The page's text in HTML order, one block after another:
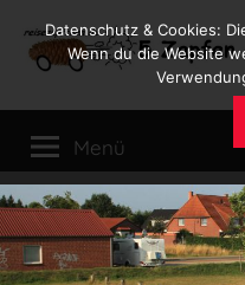
Inhalt
Reiseblog
Leben
im
Wohnmobil
Menü
Datenschutz & Cookies:
Wenn du die Website